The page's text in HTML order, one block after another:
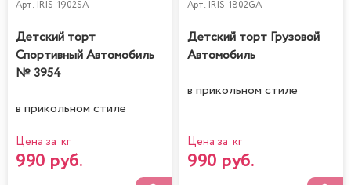
Арт. IRIS-1902SA
Детский торт
Спортивный Автомобиль
№ 3954
в прикольном стиле
Цена за кг
990 руб.
Арт. IRIS-1802GA
Детский торт Грузовой
Автомобиль
в прикольном стиле
Цена за кг
990 руб.